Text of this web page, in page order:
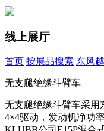
线上展厅
首页 按展品搜索 东风
无支腿绝缘斗臂车
无支腿绝缘斗臂车采用
4×4驱动，发动机净功